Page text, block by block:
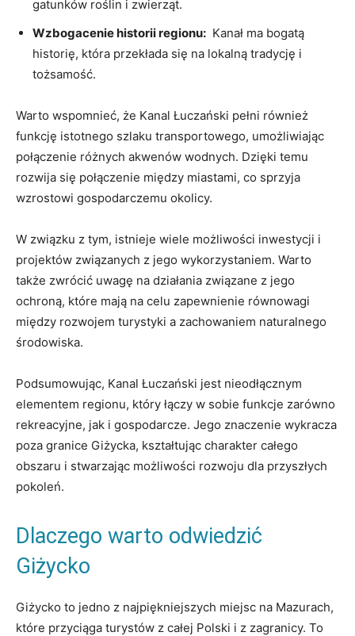
gatunków⁤ roślin i zwierząt.
Wzbogacenie ⁣historii regionu: ⁣ Kanał ma ‍bogatą
historię, która ‍przekłada⁣ się na lokalną ​tradycję‌ i
tożsamość.
Warto‌ wspomnieć, że ⁢Kanal Łuczański pełni również
funkcję istotnego szlaku‌ transportowego,​ umożliwiając
połączenie⁤ różnych akwenów ⁤wodnych. Dzięki temu
rozwija się połączenie między ​miastami, co sprzyja‍
wzrostowi gospodarczemu okolicy.
W związku z tym, istnieje wiele możliwości ​inwestycji ⁣i
projektów związanych z jego​ wykorzystaniem. Warto
także zwrócić uwagę na ⁢działania związane z jego
⁢ochroną, które‌ mają na celu zapewnienie równowagi⁣
między rozwojem turystyki a zachowaniem naturalnego
środowiska.
Podsumowując, Kanal Łuczański jest nieodłącznym
elementem regionu,​ który łączy ‍w‌ sobie funkcje zarówno
rekreacyjne, jak ​i gospodarcze. Jego znaczenie wykracza
poza⁣ granice‍ Giżycka, kształtując charakter ‌całego⁣
obszaru i stwarzając ⁤możliwości rozwoju dla przyszłych‍
pokoleń.
Dlaczego⁤ warto odwiedzić⁢
Giżycko
Giżycko to jedno z najpiękniejszych ‍miejsc na Mazurach,⁣
które przyciąga turystów z całej Polski i z zagranicy.‍ To